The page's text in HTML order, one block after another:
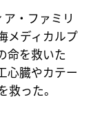
・ファミリ
メディカルプ
命を救いた
心臓やカテー
救った。